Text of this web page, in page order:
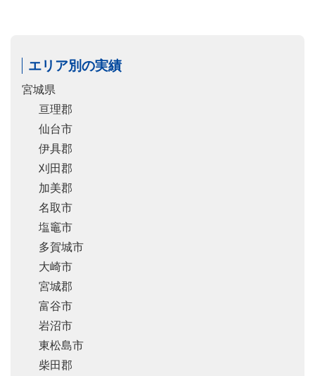
エリア別の実績
宮城県
亘理郡
仙台市
伊具郡
刈田郡
加美郡
名取市
塩竈市
多賀城市
大崎市
宮城郡
富谷市
岩沼市
東松島市
柴田郡